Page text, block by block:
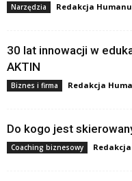
Narzędzia Redakcja
30 lat innowacji w
AKTIN
Biznes i firma Redakcja
Do kogo jest
Coaching biznesowy Redakcja